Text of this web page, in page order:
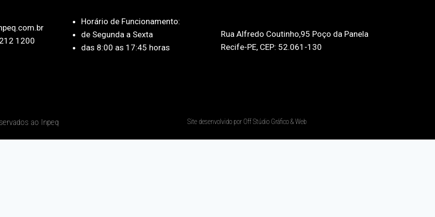
1200
Horário de Funcionamento:
de Segunda a Sexta
das 8:00 as 17:45 horas
Rua Alfredo Coutinho,95 Poço da Panela
Recife-PE, CEP: 52.061-130
ao Inpeq Site desenvolvido por Off Stúdio Gráfico & Web